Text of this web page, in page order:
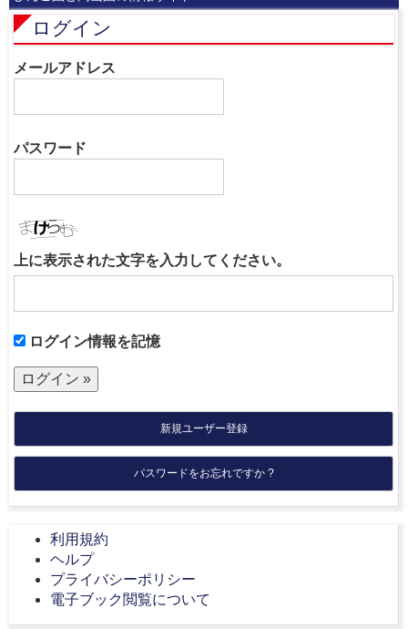
ログイン
メールアドレス
パスワード
上に表示された文字を入力してください。
ログイン情報を記憶
新規ユーザー登録
パスワードをお忘れですか ?
利用規約
ヘルプ
プライバシーポリシー
電子ブック閲覧について